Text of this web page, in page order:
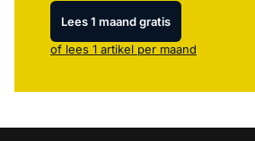
Lees 1 maand gratis
of lees 1 artikel per maand